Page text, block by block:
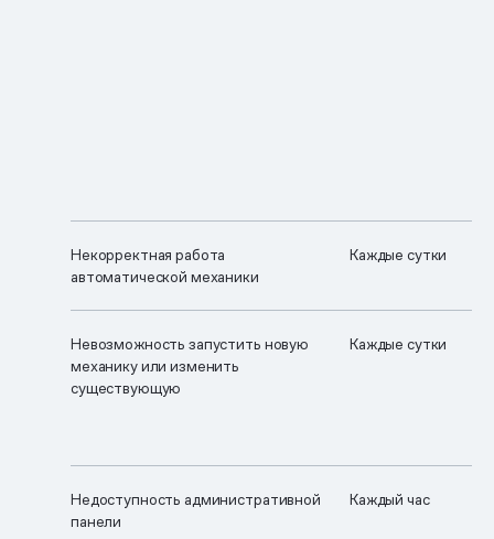
Некорректная работа
автоматической механики
Каждые сутки
Невозможность запустить новую
механику или изменить
существующую
Каждые сутки
Недоступность административной
панели
Каждый час